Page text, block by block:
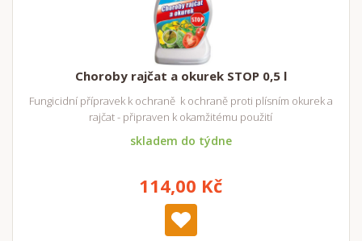
Choroby rajčat a okurek STOP 0,5 l
Fungicidní přípravek k ochraně k ochraně proti plísním okurek a
rajčat - připraven k okamžitému použití
skladem do týdne
114,00 Kč